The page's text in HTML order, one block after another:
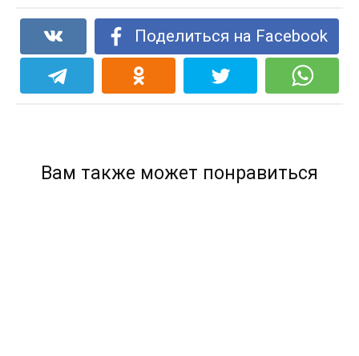
Поделиться на Facebook
Вам также может понравиться